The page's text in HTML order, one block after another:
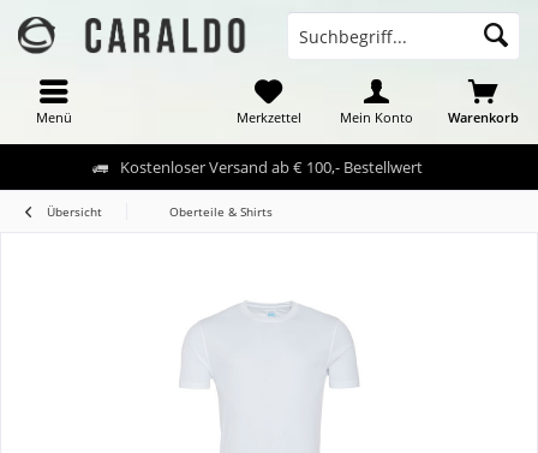
Kostenloser Versand ab € 100,- Bestellwert
Menü Warenkorb
Merkzettel Mein Konto
Übersicht Oberteile & Shirts